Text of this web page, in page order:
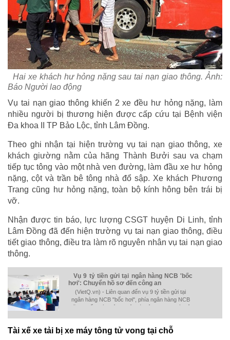
Hai xe khách hư hỏng nặng sau tai nạn giao thông. Ảnh:
Báo Người lao động
Vụ tai nạn giao thông khiến 2 xe đều hư hỏng nặng, làm
nhiều người bị thương hiện được cấp cứu tại Bệnh viện
Đa khoa II TP Bảo Lộc, tỉnh Lâm Đồng.
Theo ghi nhận tại hiện trường vụ tai nạn giao thông, xe
khách giường nằm của hãng Thành Bưởi sau va chạm
tiếp tục tông vào một nhà ven đường, làm đầu xe hư hỏng
nặng, cột và trần bê tông nhà đổ sập. Xe khách Phương
Trang cũng hư hỏng nặng, toàn bộ kính hông bên trái bị
vỡ.
Nhận được tin báo, lực lượng CSGT huyện Di Linh, tỉnh
Lâm Đồng đã đến hiện trường vụ tai nạn giao thông, điều
tiết giao thông, điều tra làm rõ nguyên nhân vụ tai nạn giao
thông.
Vụ 9 tỷ tiền gửi tại ngân hàng NCB 'bốc
hơi': Chuyển hồ sơ đến công an
(VietQ.vn) - Liên quan đến vụ 9 tỷ tiền gửi tại
ngân hàng NCB "bốc hơi", phía ngân hàng NCB
đã chuyển toàn bộ vụ việc tới công an TP.Hà Nội
Tài xế xe tải bị xe máy tông tử vong tại chỗ